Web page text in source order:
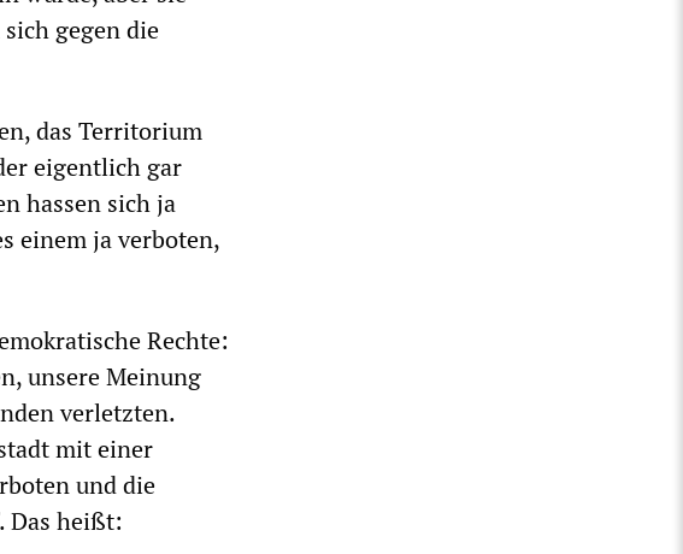
gegen die
das Territorium
eigentlich gar
hassen sich ja
einem ja verboten,
Rechte:
unsere Meinung
verletzten.
mit einer
und die
Das heißt: